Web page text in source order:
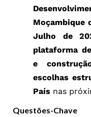
Moçambique
Julho de
plataforma
e
escolhas
País nas
Questões-Chave